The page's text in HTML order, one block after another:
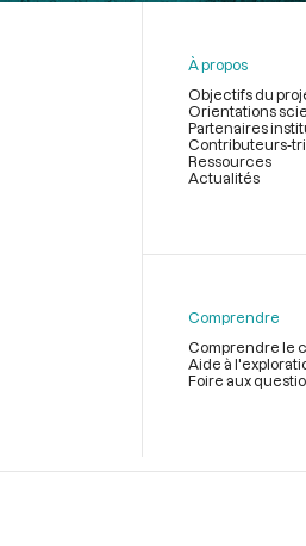
page
À propos
Objectifs du
Orientations
Partenaires
Contributeurs-
Ressources
Actualités
Comprendre
Comprendre le
Aide à
Foire aux